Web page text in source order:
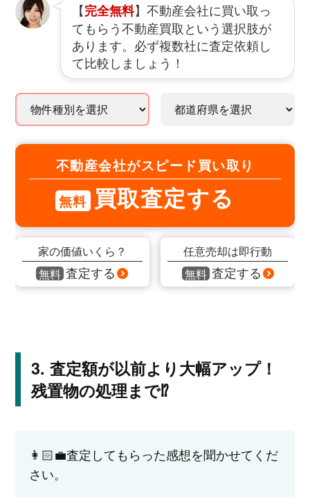
【完全無料】不動産会社に買い取っ
てもらう不動産買取という選択肢が
あります。必ず複数社に査定依頼し
て比較しましょう！
不動産会社がスピード買い取り
無料 買取査定する
家の価値いくら？
無料 査定する
任意売却は即行動
無料 査定する
査定額が以前より大幅アップ！
残置物の処理まで⁉
👩🏻‍💼査定してもらった感想を聞かせてくだ
さい。